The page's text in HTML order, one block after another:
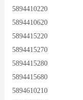
5894410220
5894410620
5894415220
5894415270
5894415280
5894415680
5894610210